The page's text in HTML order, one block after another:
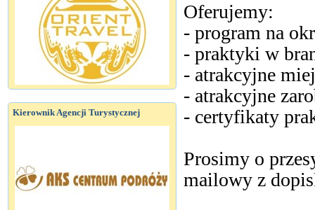
Kierownik Agencji Turystycznej
Oferujemy:
- program na
- praktyki w
- atrakcyjne
- atrakcyjne
- certyfikaty
Prosimy o
mailowy z